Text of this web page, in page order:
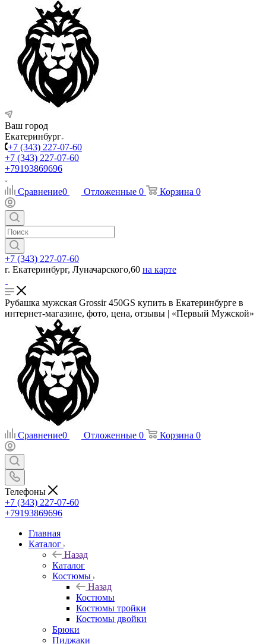
Ваш город
Екатеринбург
+7 (343) 227-07-60
+7 (343) 227-07-60
+79193869696
Сравнение0 Отложенные 0 Корзина 0
+7 (343) 227-07-60
г. Екатеринбург, Луначарского,60 на карте
Рубашка мужская Grossir 450GS купить в Екатеринбурге в
интернет-магазине, фото, цена, отзывы | «Первый Мужской»
Сравнение0 Отложенные 0 Корзина 0
Телефоны
+7 (343) 227-07-60
+79193869696
Главная
Каталог
Назад
Каталог
Костюмы
Назад
Костюмы
Костюмы тройки
Костюмы двойки
Брюки
Пиджаки